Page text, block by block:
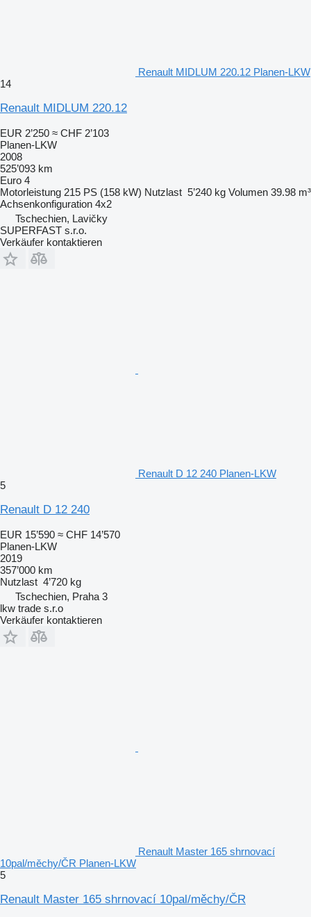
Renault MIDLUM 220.12 Planen-LKW
14
Renault MIDLUM 220.12
EUR 2’250 ≈ CHF 2’103
Planen-LKW
2008
525’093 km
Euro 4
Motorleistung 215 PS (158 kW) Nutzlast 5’240 kg Volumen 39.98 m³
Achsenkonfiguration 4x2
Tschechien, Lavičky
SUPERFAST s.r.o.
Verkäufer kontaktieren
Renault D 12 240 Planen-LKW
5
Renault D 12 240
EUR 15’590 ≈ CHF 14’570
Planen-LKW
2019
357’000 km
Nutzlast 4’720 kg
Tschechien, Praha 3
lkw trade s.r.o
Verkäufer kontaktieren
Renault Master 165 shrnovací
10pal/měchy/ČR Planen-LKW
5
Renault Master 165 shrnovací 10pal/měchy/ČR